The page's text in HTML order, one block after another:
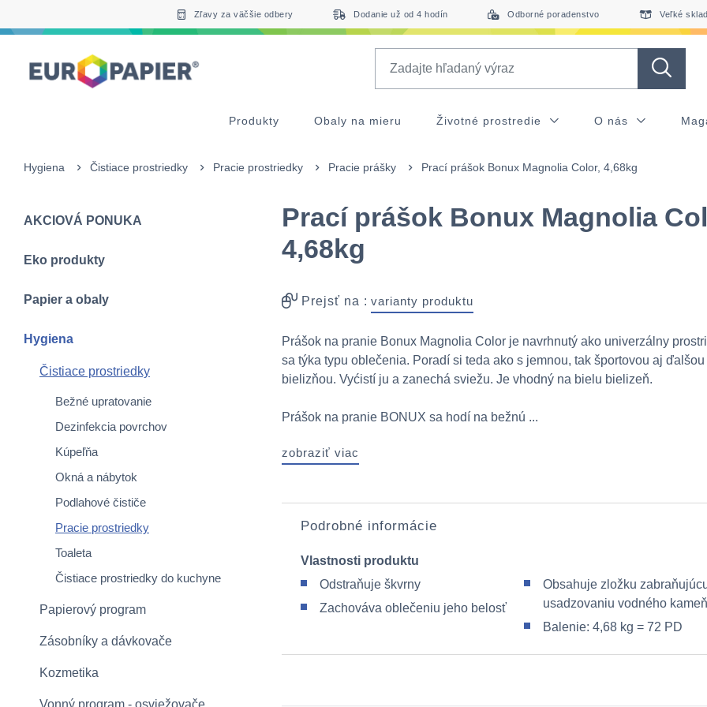
Zľavy za väčšie odbery Dodanie už od 4 hodín Odborné poradenstvo Veľké
Produkty Obaly na mieru Životné prostredie O nás
Hygiena Čistiace prostriedky Pracie prostriedky Pracie prášky Prací prášok Bonux Magnolia Color, 4,68kg
AKCIOVÁ PONUKA
Eko produkty
Papier a obaly
Hygiena
Čistiace prostriedky
Bežné upratovanie
Dezinfekcia povrchov
Kúpeľňa
Okná a nábytok
Podlahové čističe
Pracie prostriedky
Toaleta
Čistiace prostriedky do kuchyne
Papierový program
Zásobníky a dávkovače
Kozmetika
Vonný program - osviežovače
Prací prášok Bonux Magnolia
4,68kg
Prejsť na : varianty produktu
Prášok na pranie Bonux Magnolia Color je navrhnutý ako univerzálny
sa týka typu oblečenia. Poradí si teda ako s jemnou, tak športovou aj ďalšou
bielizňou. Vyćistí ju a zanechá sviežu. Je vhodný na bielu bielizeň.
Prášok na pranie BONUX sa hodí na bežnú ...
zobraziť viac
Podrobné informácie
Vlastnosti produktu
Odstraňuje škvrny
Zachováva oblečeniu jeho belosť
Obsahuje zložku
usadzovaniu vodného
Balenie: 4,68 kg = 72 PD